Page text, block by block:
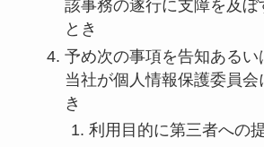
該事務の遂行に支障を及ぼ
とき
予め次の事項を告知あるい
当社が個人情報保護委員会
き
利用目的に第三者への